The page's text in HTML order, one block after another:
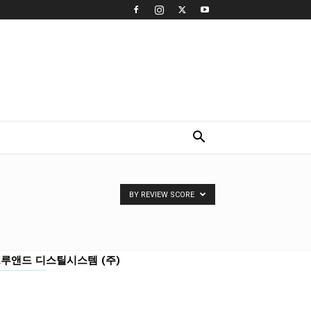
BY REVIEW SCORE
앤드 디스틸시스템 (주)